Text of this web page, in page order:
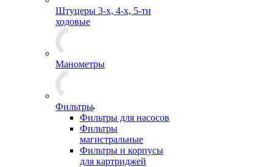
Штуцеры 3-х, 4-х, 5-ти
ходовые
Манометры
Фильтры
Фильтры для насосов
Фильтры
магистральные
Фильтры и корпусы
для картриджей